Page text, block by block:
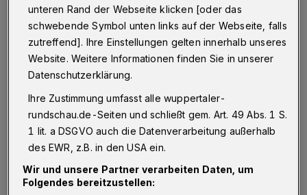
R ollhockey:
Europapokal, Vorrunde, Rückspiel:
RSC Cronenberg - La Vendeenne 1:3 (Hinspiel
6:8)
Basketball:
unteren Rand der Webseite klicken [oder das
schwebende Symbol unten links auf der Webseite, falls
zutreffend]. Ihre Einstellungen gelten innerhalb unseres
Website. Weitere Informationen finden Sie in unserer
Datenschutzerklärung.
Ihre Zustimmung umfasst alle wuppertaler-
rundschau.de-Seiten und schließt gem. Art. 49 Abs. 1 S.
1 lit. a DSGVO auch die Datenverarbeitung außerhalb
des EWR, z.B. in den USA ein.
Wir und unsere Partner verarbeiten Daten, um
Folgendes bereitzustellen: